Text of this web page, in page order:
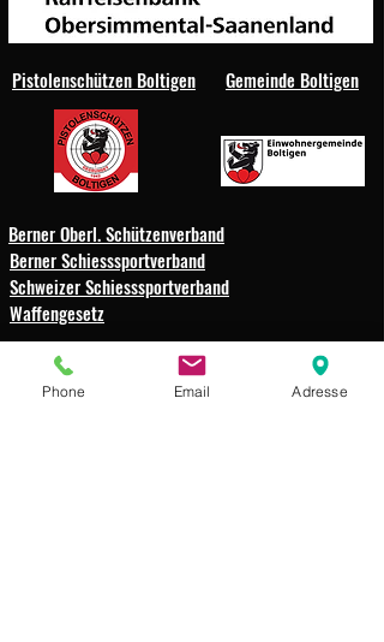
Pistolenschützen Boltigen Gemeinde Boltigen
Berner Oberl. Schützenverband
Berner Schiesssportverband
Schweizer Schiesssportverband
Waffengesetz
Schützengesellschaft
Phone Email Adresse